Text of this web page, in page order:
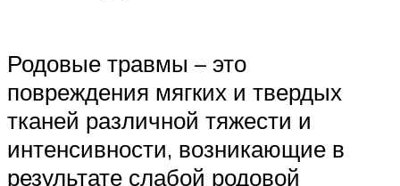
Родовые травмы – это
повреждения мягких и твердых
тканей различной тяжести и
интенсивности, возникающие в
результате слабой родовой